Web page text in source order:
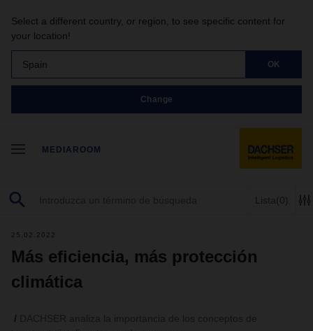
Select a different country, or region, to see specific content for
your location!
Spain OK
Change
MEDIAROOM
Lista (0)
25.02.2022
Más eficiencia, más protección
climática